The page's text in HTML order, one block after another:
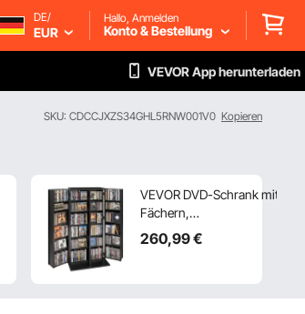
DE/
EUR
Hallo, Anmelden
Konto & Bestellung
VEVOR App herunterladen
SKU: CDCCJXZS34GHL5RNW001V0 Kopieren
VEVOR DVD-Schrank mit 24
Fächern,
Medienaufbewahrungsschrank
Standschrank 610 x 368 x 1270
260,99€